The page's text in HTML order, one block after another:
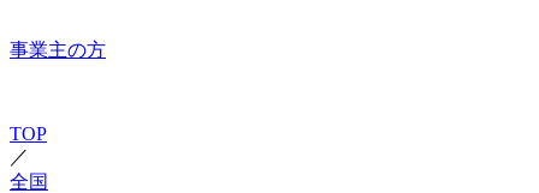
事業主の方
TOP
／
全国